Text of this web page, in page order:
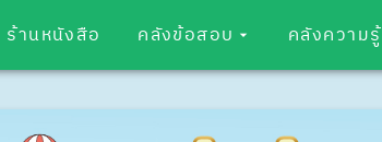
ร้านหนังสือ คลังข้อสอบ คลังความรู้